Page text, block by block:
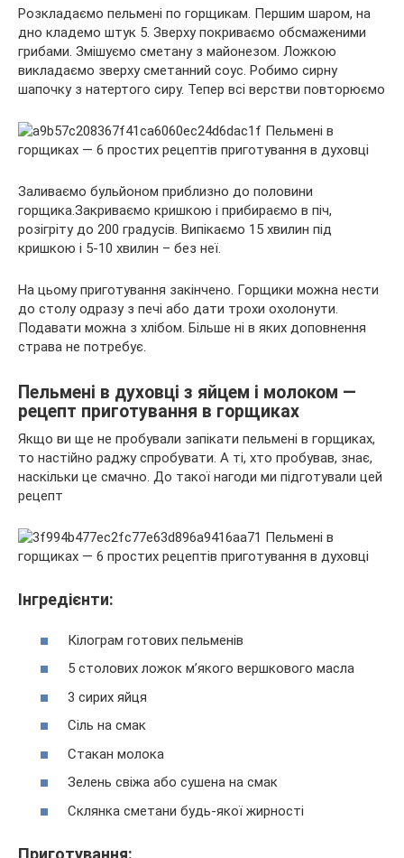
Розкладаємо пельмені по горщикам. Першим шаром, на
дно кладемо штук 5. Зверху покриваємо обсмаженими
грибами. Змішуємо сметану з майонезом. Ложкою
викладаємо зверху сметанний соус. Робимо сирну
шапочку з натертого сиру. Тепер всі верстви повторюємо
Заливаємо бульйоном приблизно до половини
горщика.Закриваємо кришкою і прибираємо в піч,
розігріту до 200 градусів. Випікаємо 15 хвилин під
кришкою і 5-10 хвилин – без неї.
На цьому приготування закінчено. Горщики можна нести
до столу одразу з печі або дати трохи охолонути.
Подавати можна з хлібом. Більше ні в яких доповнення
страва не потребує.
Пельмені в духовці з яйцем і молоком —
рецепт приготування в горщиках
Якщо ви ще не пробували запікати пельмені в горщиках,
то настійно раджу спробувати. А ті, хто пробував, знає,
наскільки це смачно. До такої нагоди ми підготували цей
рецепт
Інгредієнти:
Кілограм готових пельменів
5 столових ложок м’якого вершкового масла
3 сирих яйця
Сіль на смак
Стакан молока
Зелень свіжа або сушена на смак
Склянка сметани будь-якої жирності
Приготування: